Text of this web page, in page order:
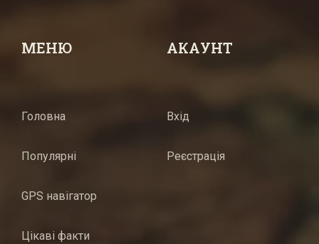
МЕНЮ
Головна
Популярні
GPS навігатор
Цікаві факти
АКАУНТ
Вхід
Реєстрація